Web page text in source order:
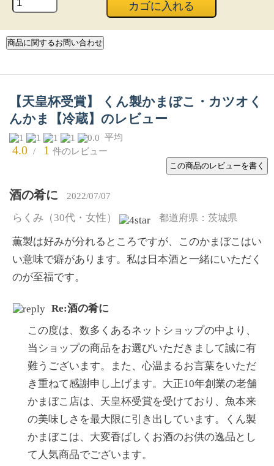
【天皇杯受賞】 くん製かまぼこ・カツオく
んかま【冷蔵】のレビュー
平均
4.0 / 1 件のレビュー
酒の肴に 2022/07/07
らくみ （30代・女性） 都道府県：茨城県
薫製は好みが分れるところですが、このかまぼこはい
い意味で癖があります。私は日本酒と一緒にいただく
のが至福です。
Re:酒の肴に
この度は、数多くあるネットショップの中より、
当ショップの商品をお選びいただきまして誠に有
難うございます。また、心温まるお言葉をいただ
き重ねて感謝申し上げます。大正10年創業の老舗
かまぼこ店は、天皇杯受賞を受けており、魚本来
の美味しさを最大限に引き出しています。くん製
かまぼこは、大変香ばしくお酒のお供の逸品とし
て人気商品でございます。